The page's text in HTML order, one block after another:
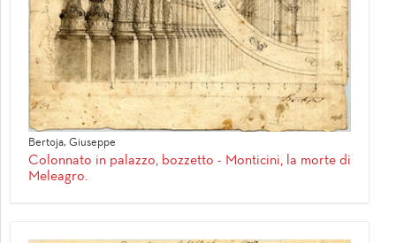
Bertoja, Giuseppe
Colonnato in palazzo, bozzetto - Monticini, la morte di
Meleagro.